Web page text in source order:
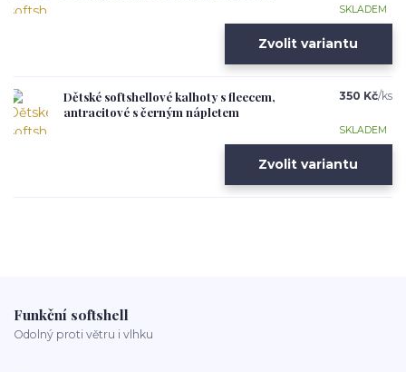
SKLADEM
Zvolit variantu
Dětské softshellové kalhoty s fleecem,
antracitové s černým nápletem
350 Kč/ks
SKLADEM
Zvolit variantu
Funkční softshell
Odolný proti větru i vlhku